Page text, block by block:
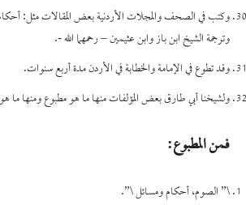
وكتب في الصحف والمجلات الأردنية بعض المقالات مثل:
وترجمة الشيخ ابن باز وابن عثيمين – رحمهما الله -.
وقد تطوع في الإمامة والخطابة في الأردن مدة أربع سنوات.
ولشيخنا أبي طارق بعض المؤلفات منها ما هو مطبوع ومنها ما
فمن المطبوع:
\” الصوم، أحكام ومسائل \”.